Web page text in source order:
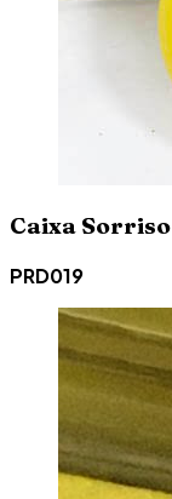
Caixa Sorriso
PRD019